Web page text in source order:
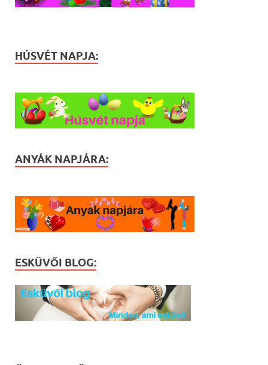
HÚSVÉT NAPJA:
ANYÁK NAPJÁRA:
ESKÜVŐI BLOG: